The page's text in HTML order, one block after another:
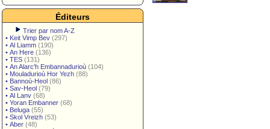
Éditeurs
Trier par nom A-Z
• Keit Vimp Bev (297)
• Al Liamm (190)
• An Here (136)
• TES (131)
• An Alarc'h Embannadurioù (104)
• Mouladurioù Hor Yezh (88)
• Bannoù-Heol (86)
• Sav-Heol (79)
• Al Lanv (68)
• Yoran Embanner (68)
• Beluga (55)
• Skol Vreizh (53)
• Aber (48)